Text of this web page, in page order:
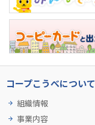
コープこうべについて
組織情報
事業内容